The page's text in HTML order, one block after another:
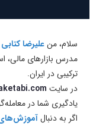
سلام، منعلیرضا کتابی
مدرس بازارهای مالی،
ترکیبی در ایران.
در سایت
یادگیری شما در
اگر به دنبالآموزش‌های